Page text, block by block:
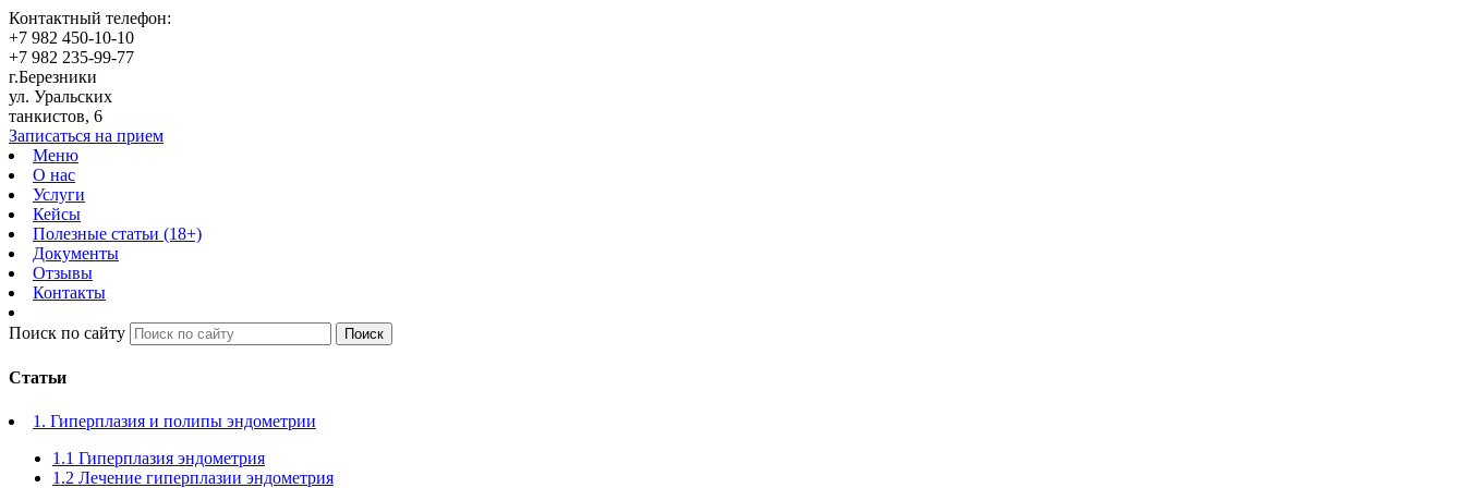
Контактный телефон:
+7 982 450-10-10
+7 982 235-99-77
г.Березники
ул. Уральских
танкистов, 6
Записаться на прием
Меню
О нас
Услуги
Кейсы
Полезные статьи (18+)
Документы
Отзывы
Контакты
Поиск по сайту Поиск
Cтатьи
1. Гиперплазия и полипы эндометрии
1.1 Гиперплазия эндометрия
1.2 Лечение гиперплазии эндометрия